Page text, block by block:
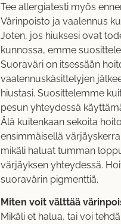
Tee allergiatesti myös
Värinpoisto ja vaalennus
Joten, jos hiuksesi ovat
kunnossa, emme
Suoraväri on itsessään
vaalennuskäsittelyjen
hiustasi. Suosittelemme
pesun yhteydessä
Älä kuitenkaan sekoita
ensimmäisellä
mikäli haluat tumman
värjäyksen yhteydessä.
suoravärin pigmenttiä.
Miten voit välttää
Mikäli et halua, tai voi tehdä